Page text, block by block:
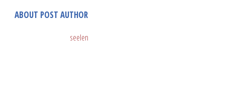
ABOUT POST AUTHOR
seelen